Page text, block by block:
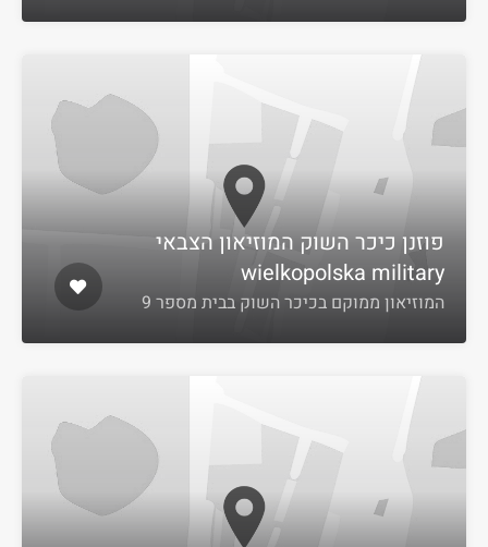
פוזנן כיכר השוק המוזיאון הצבאי
wielkopolska military
המוזיאון ממוקם בכיכר השוק בבית מספר 9